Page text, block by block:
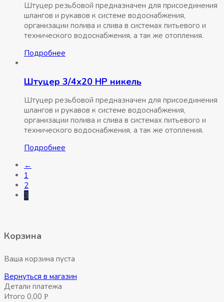
Штуцер резьбовой предназначен для присоединения
шлангов и рукавов к системе водоснабжения,
организации полива и слива в системах питьевого и
технического водоснабжения, а так же отопления.
Подробнее
Штуцер 3/4х20 НР никель
Штуцер резьбовой предназначен для присоединения
шлангов и рукавов к системе водоснабжения,
организации полива и слива в системах питьевого и
технического водоснабжения, а так же отопления.
Подробнее
←
1
2
3
Корзина
Ваша корзина пуста
Вернуться в магазин
Детали платежа
Итого 0,00 Р